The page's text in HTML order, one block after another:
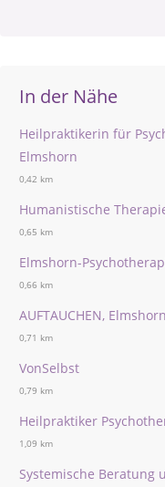
In der Nähe
Heilpraktikerin für
Elmshorn
0,42 km
Humanistische
0,65 km
Elmshorn-
0,66 km
AUFTAUCHEN, Elmshorn
0,71 km
VonSelbst
0,79 km
Heilpraktiker
1,09 km
Systemische Beratung